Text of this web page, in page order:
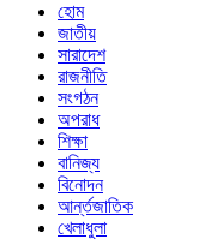
হোম
জাতীয়
সারাদেশ
রাজনীতি
সংগঠন
অপরাধ
শিক্ষা
বানিজ্য
বিনোদন
আর্ন্তজাতিক
খেলাধুলা